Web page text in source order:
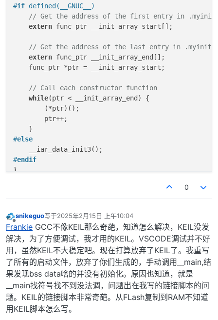
#if defined(__GNUC__)
// Get the address of the first entry in .myinit
extern func_ptr __init_array_start[];
// Get the address of the last entry in .myinit
extern func_ptr __init_array_end[];
    func_ptr *ptr = __init_array_start;
// Call each constructor function
while(ptr < __init_array_end) {
        (*ptr)();
        ptr++;
#else
#endif
0
离线
snikeguo写于2025年2月15日 上午10:04
最后由 编辑
Frankie GCC不像KEIL那么奇葩，知道怎么解决，KEIL没发
解决，为了方便调试，我才用的KEIL。VSCODE调试并不好
用，虽然KEIL不大稳定吧。现在打算放弃了KEIL了。我重写
了所有的启动文件，放弃了你们生成的，手动调用__main,结
果发现bss data啥的并没有初始化。原因也知道，就是
__main找符号找不到没法调，问题出在我写的链接脚本的问
题。KEIL的链接脚本非常奇葩。从FLash复制到RAM不知道
用KEIL脚本怎么写。